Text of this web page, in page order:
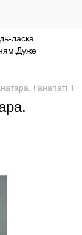
ласка
Ганапаті Т